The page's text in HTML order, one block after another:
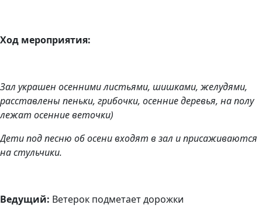
Ход мероприятия:
Зал украшен осенними листьями, шишками, желудями,
расставлены пеньки, грибочки, осенние деревья, на полу
лежат осенние веточки)
Дети под песню об осени входят в зал и присаживаются
на стульчики.
Ведущий: Ветерок подметает дорожки